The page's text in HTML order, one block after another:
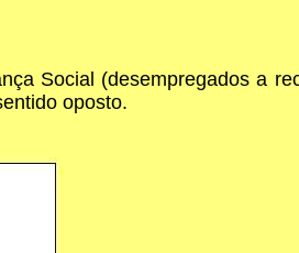
Social (desempregados a
oposto.